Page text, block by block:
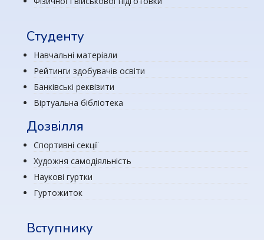
Студенту
Навчальні матеріали
Рейтинги здобувачів освіти
Банківські реквізити
Віртуальна бібліотека
Дозвілля
Спортивні секції
Художня самодіяльність
Наукові гуртки
Гуртожиток
Вступнику